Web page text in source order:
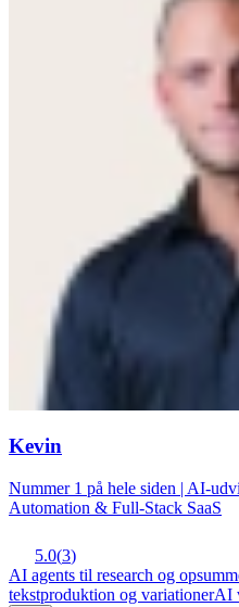
Kevin
Nummer 1 på hele siden | AI-
Automation & Full-Stack SaaS
5.0(3)
AI agents til research og
tekstproduktion og variationerAI